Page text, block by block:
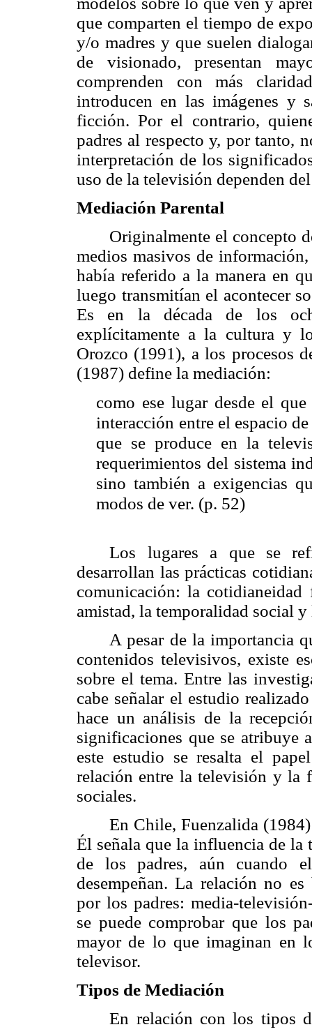
que comparten el tiempo de
y/o madres y que suelen
de visionado, presentan
comprenden con más
introducen en las imágenes y
ficción. Por el contrario,
padres al respecto y, por tanto,
interpretación de los
uso de la televisión dependen
Mediación Parental
Originalmente el concepto
medios masivos de
había referido a la manera en
luego transmitían el acontecer
Es en la década de los
explícitamente a la cultura y
Orozco (1991), a los procesos
(1987) define la mediación:
como ese lugar desde el
interacción entre el espacio
que se produce en la
requerimientos del sistema
sino también a exigencias
modos de ver. (p. 52)
Los lugares a que se
desarrollan las prácticas
comunicación: la
amistad, la temporalidad social
A pesar de la importancia
contenidos televisivos, existe
sobre el tema. Entre las
cabe señalar el estudio
hace un análisis de la
significaciones que se atribuye
este estudio se resalta el
relación entre la televisión y la
sociales.
En Chile, Fuenzalida
Él señala que la influencia de
de los padres, aún cuando
desempeñan. La relación no
por los padres: media-
se puede comprobar que los
mayor de lo que imaginan en
televisor.
Tipos de Mediación
En relación con los tipos